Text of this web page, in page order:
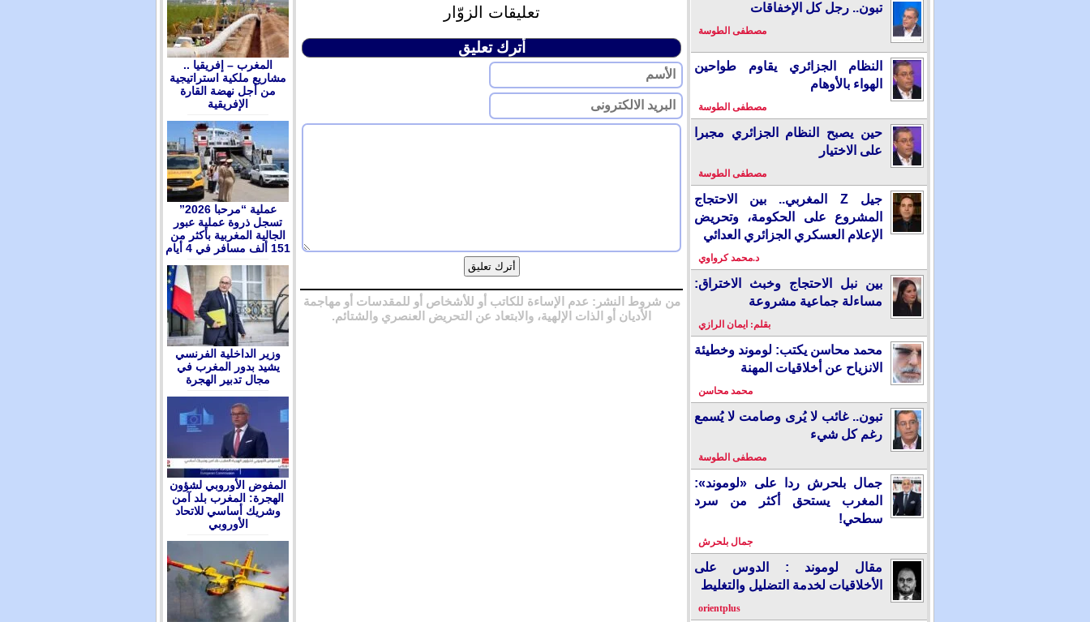
تبون.. رجل كل الإخفاقات
مصطفى الطوسة
النظام الجزائري يقاوم طواحين
الهواء بالأوهام
مصطفى الطوسة
حين يصبح النظام الجزائري مجبرا
على الاختيار
مصطفى الطوسة
جيل Z المغربي.. بين الاحتجاج
المشروع على الحكومة، وتحريض
الإعلام العسكري الجزائري العدائي
د.محمد كرواوي
بين نبل الاحتجاج وخبث الاختراق:
مساءلة جماعية مشروعة
بقلم: ايمان الرازي
محمد محاسن يكتب: لوموند وخطيئة
الانزياح عن أخلاقيات المهنة
محمد محاسن
تبون.. غائب لا يُرى وصامت لا يُسمع
رغم كل شيء
مصطفى الطوسة
جمال بلحرش ردا على «لوموند»:
المغرب يستحق أكثر من سرد
سطحي!
جمال بلحرش
مقال لوموند : الدوس على
الأخلاقيات لخدمة التضليل والتغليط
orientplus
تعليقات الزوّار
أترك تعليق
من شروط النشر: عدم الإساءة للكاتب أو للأشخاص أو للمقدسات أو مهاجمة
الأديان أو الذات الإلهية، والابتعاد عن التحريض العنصري والشتائم.
المغرب – إفريقيا ..
مشاريع ملكية استراتيجية
من أجل نهضة القارة
الإفريقية
عملية “مرحبا 2026”
تسجل ذروة عملية عبور
الجالية المغربية بأكثر من
151 ألف مسافر في 4 أيام
وزير الداخلية الفرنسي
يشيد بدور المغرب في
مجال تدبير الهجرة
المفوض الأوروبي لشؤون
الهجرة: المغرب بلد آمن
وشريك أساسي للاتحاد
الأوروبي